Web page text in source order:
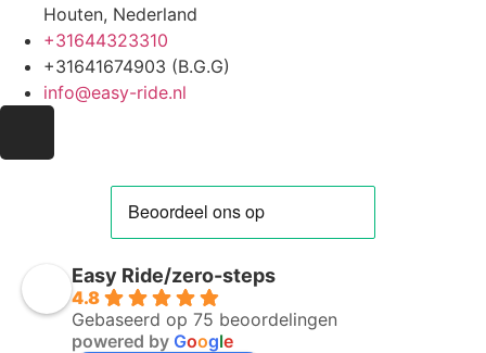
Houten, Nederland
+31644323310
+31641674903 (B.G.G)
info@easy-ride.nl
Easy Ride/zero-steps
4.8
Gebaseerd op 75 beoordelingen
powered by Google